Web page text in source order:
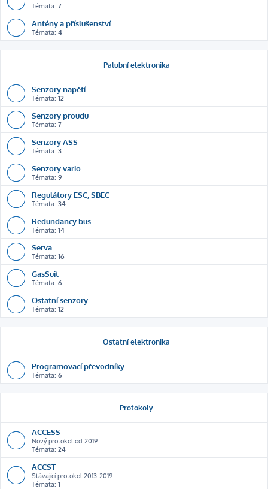
Témata: 7
Antény a příslušenství
Témata: 4
Palubní elektronika
Senzory napětí
Témata: 12
Senzory proudu
Témata: 7
Senzory ASS
Témata: 3
Senzory vario
Témata: 9
Regulátory ESC, SBEC
Témata: 34
Redundancy bus
Témata: 14
Serva
Témata: 16
GasSuit
Témata: 6
Ostatní senzory
Témata: 12
Ostatní elektronika
Programovací převodníky
Témata: 6
Protokoly
ACCESS
Nový protokol od 2019
Témata: 24
ACCST
Stávající protokol 2013-2019
Témata: 1